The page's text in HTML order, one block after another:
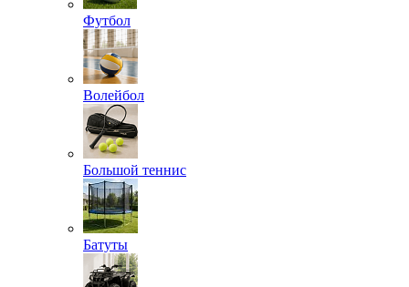
Футбол
Волейбол
Большой теннис
Батуты